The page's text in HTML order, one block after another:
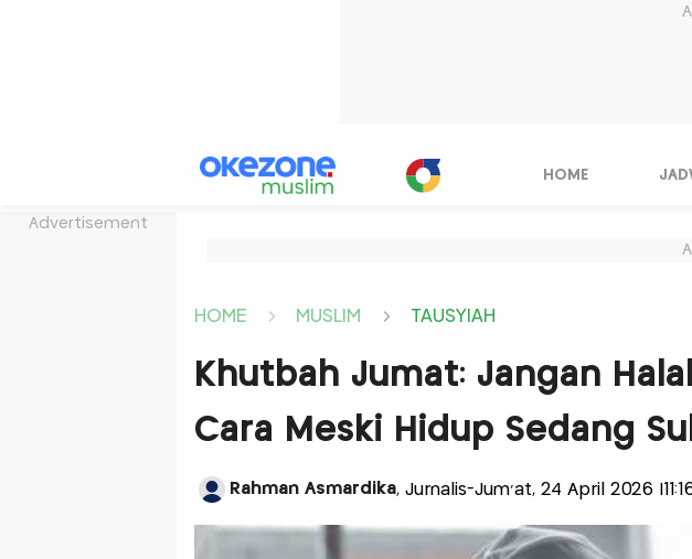
Advertisement
HOME
HOME MUSLIM TAUSYIAH
Khutbah Jumat: Jangan
Cara Meski Hidup Sedang
Rahman Asmardika, Jurnalis-Jum'at, 24 April 2026